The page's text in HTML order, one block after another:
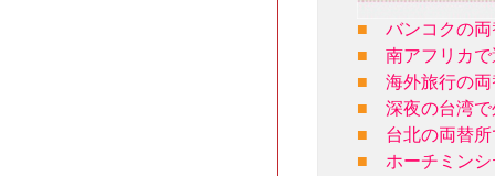
■
バンコクの
■
南アフリカ
■
海外旅行の
■
深夜の台湾
■
台北の両替
■
ホーチミン